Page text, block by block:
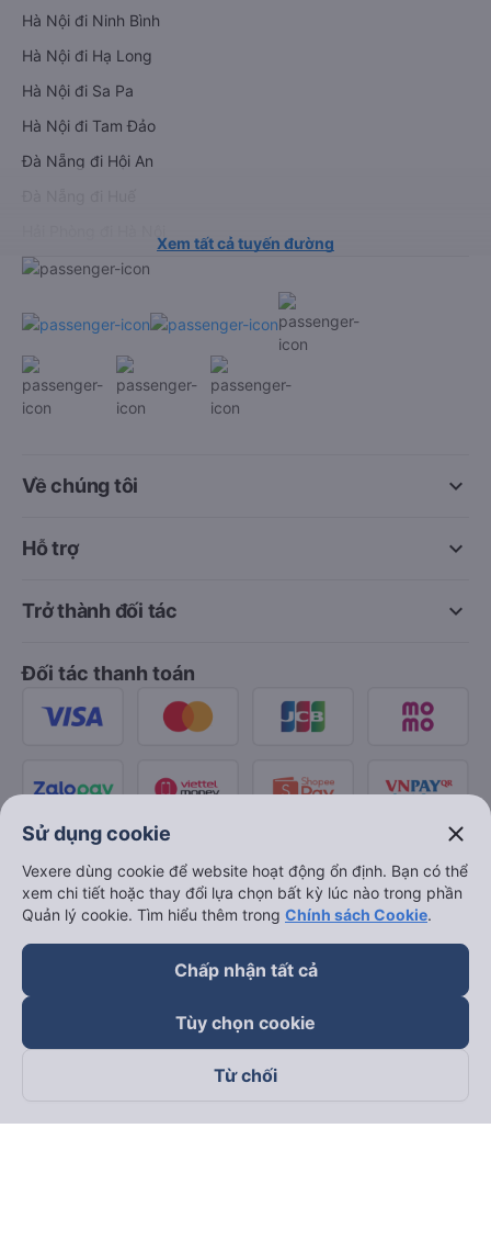
Hà Nội đi Ninh Bình
Hà Nội đi Hạ Long
Hà Nội đi Sa Pa
Hà Nội đi Tam Đảo
Đà Nẵng đi Hội An
Xem tất cả tuyến đường
keyboard_arrow_down
Về chúng tôi
keyboard_arrow_down
Hỗ trợ
keyboard_arrow_down
Trở thành đối tác
Đối tác thanh toán
Sử dụng cookie close
Vexere dùng cookie để website hoạt động ổn định. Bạn có thể
xem chi tiết hoặc thay đổi lựa chọn bất kỳ lúc nào trong phần
Quản lý cookie. Tìm hiểu thêm trong Chính sách Cookie.
Chấp nhận tất cả
Tùy chọn cookie
Từ chối